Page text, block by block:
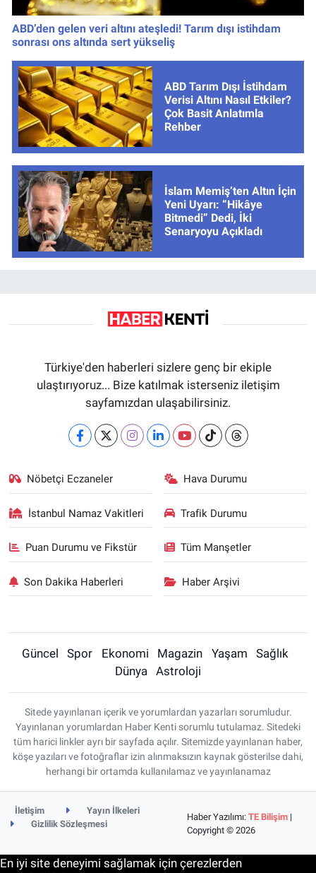
ABD’den gelen veri altını ateşledi! Tarım dışı istihdam
sonrası ons altında sert yükseliş
ABD Tarım Dışı İstihdam
Verisi Altını Nasıl Etkiler?
Çok Basit Anlatımla
Rehber
İslam Memiş’ten Altın İçin
Yeni Uyarı: “Hikâye
Bitmedi” Dedi, İki
Senaryoyu Açıkladı
Türkiye'den haberleri sizlere genç bir ekiple
ulaştırıyoruz... Bize katılmak isterseniz iletişim
sayfamızdan ulaşabilirsiniz.
Nöbetçi Eczaneler Hava Durumu
İstanbul Namaz Vakitleri Trafik Durumu
Puan Durumu ve Fikstür Tüm Manşetler
Son Dakika Haberleri Haber Arşivi
Güncel Spor Ekonomi Magazin Yaşam
Sağlık
Dünya
Astroloji
Sitede yayınlanan içerik ve yorumlardan yazarları sorumludur.
Yayınlanan yorumlardan Haber Kenti sorumlu tutulamaz. Sitedeki
tüm harici linkler ayrı bir sayfada açılır. Sitemizde yayınlanan haber,
köşe yazıları ve fotoğraflar izin alınmaksızın kaynak gösterilse dahi,
herhangi bir ortamda kullanılamaz ve yayınlanamaz
İletişim
Yayın İlkeleri
Gizlilik Sözleşmesi
Haber Yazılımı:TE Bilişim |
Copyright © 2026
En iyi site deneyimi sağlamak için çerezlerden